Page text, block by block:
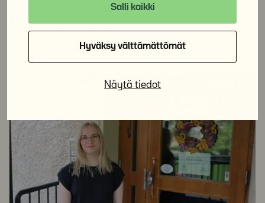
Salli kaikki
Hyväksy välttämättömät
Näytä tiedot
Viimeisimmät uutiset